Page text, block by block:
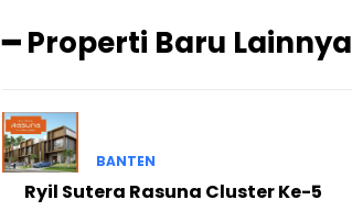
━ Properti Baru Lainnya
BANTEN
Ryil Sutera Rasuna Cluster Ke-5